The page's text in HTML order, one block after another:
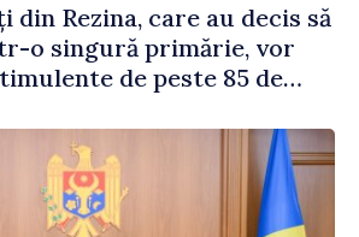
din Rezina, care au decis să
o singură primărie, vor
de peste 85 de